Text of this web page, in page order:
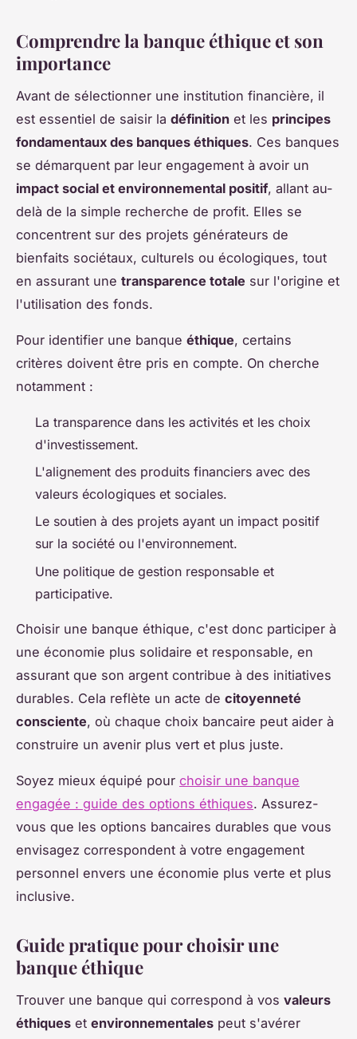
Comprendre la banque éthique et son
importance
Avant de sélectionner une institution financière, il
est essentiel de saisir la définition et les principes
fondamentaux des banques éthiques. Ces banques
se démarquent par leur engagement à avoir un
impact social et environnemental positif, allant au-
delà de la simple recherche de profit. Elles se
concentrent sur des projets générateurs de
bienfaits sociétaux, culturels ou écologiques, tout
en assurant une transparence totale sur l'origine et
l'utilisation des fonds.
Pour identifier une banque éthique, certains
critères doivent être pris en compte. On cherche
notamment :
La transparence dans les activités et les choix
d'investissement.
L'alignement des produits financiers avec des
valeurs écologiques et sociales.
Le soutien à des projets ayant un impact positif
sur la société ou l'environnement.
Une politique de gestion responsable et
participative.
Choisir une banque éthique, c'est donc participer à
une économie plus solidaire et responsable, en
assurant que son argent contribue à des initiatives
durables. Cela reflète un acte de citoyenneté
consciente, où chaque choix bancaire peut aider à
construire un avenir plus vert et plus juste.
Soyez mieux équipé pour choisir une banque
engagée : guide des options éthiques. Assurez-
vous que les options bancaires durables que vous
envisagez correspondent à votre engagement
personnel envers une économie plus verte et plus
inclusive.
Guide pratique pour choisir une
banque éthique
Trouver une banque qui correspond à vos valeurs
éthiques et environnementales peut s'avérer